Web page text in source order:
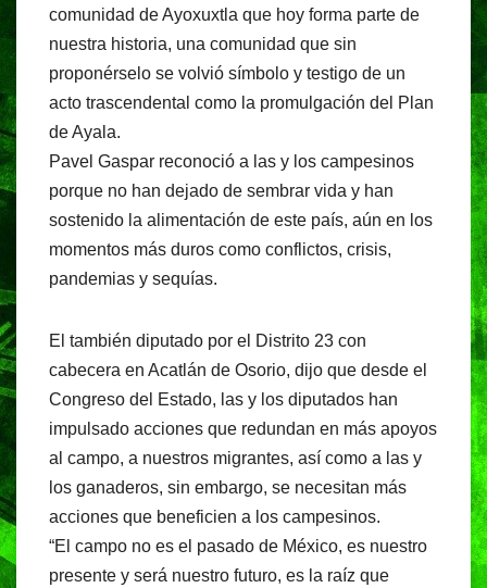
comunidad de Ayoxuxtla que hoy forma parte de
nuestra historia, una comunidad que sin
proponérselo se volvió símbolo y testigo de un
acto trascendental como la promulgación del Plan
de Ayala.
Pavel Gaspar reconoció a las y los campesinos
porque no han dejado de sembrar vida y han
sostenido la alimentación de este país, aún en los
momentos más duros como conflictos, crisis,
pandemias y sequías.
El también diputado por el Distrito 23 con
cabecera en Acatlán de Osorio, dijo que desde el
Congreso del Estado, las y los diputados han
impulsado acciones que redundan en más apoyos
al campo, a nuestros migrantes, así como a las y
los ganaderos, sin embargo, se necesitan más
acciones que beneficien a los campesinos.
“El campo no es el pasado de México, es nuestro
presente y será nuestro futuro, es la raíz que